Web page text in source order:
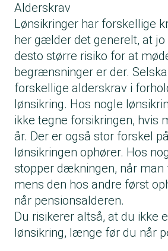
Alderskrav
Lønsikringer har forskellige
her gælder det generelt, at
desto større risiko for at
begrænsninger er der.
forskellige alderskrav i
lønsikring. Hos nogle
ikke tegne forsikringen, hvis
år. Der er også stor forskel
lønsikringen ophører. Hos
stopper dækningen, når man
mens den hos andre først
når pensionsalderen.
Du risikerer altså, at du ikke
lønsikring, længe før du når